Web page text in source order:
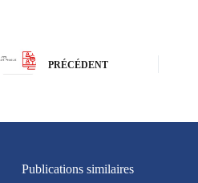
PRÉCÉDENT
Publications similaires